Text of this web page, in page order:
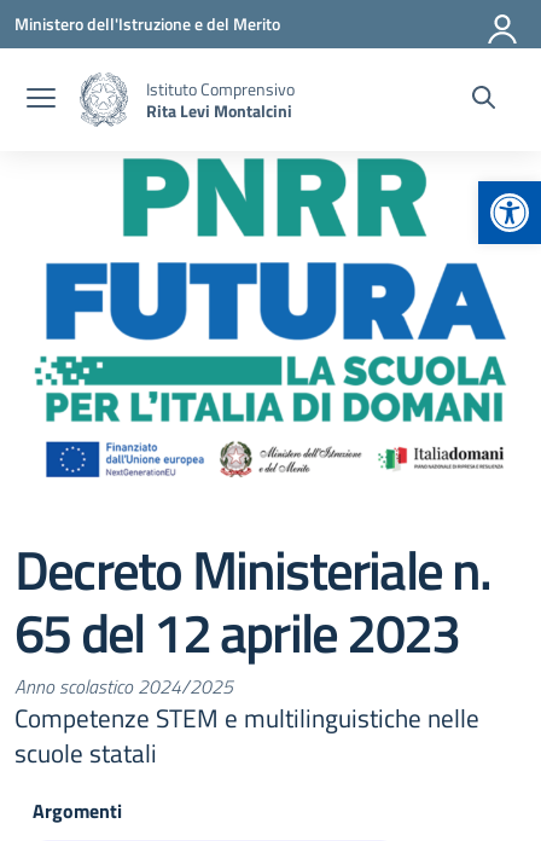
Vai ai contenuti
Vai al menu di navigazione
Vai al footer
Ministero dell'Istruzione e del Merito
Istituto Comprensivo
Rita Levi Montalcini
Decreto Ministeriale n.
65 del 12 aprile 2023
Anno scolastico 2024/2025
Competenze STEM e multilinguistiche nelle
scuole statali
Argomenti